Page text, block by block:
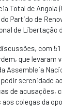
Total de Angola
Partido de
de Libertação
com
que levaram
Assembleia
serenidade
de acusações,
colegas da